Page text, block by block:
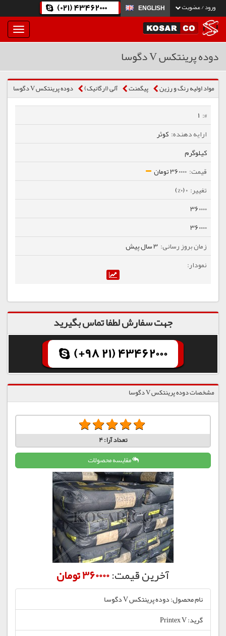
ورود / عضویت ENGLISH
(021) 43462000
بار
و
دوده پرینتکس V دگوسا
مواد اولیه رنگ و رزین پیگمنت آلی (ارگانیک) دوده پرینتکس V دگوسا
1
کوثر
کیلوگرم
360000 تومان
0 (0%)
360000
360000
3 سال پیش
جهت سفارش لطفا تماس بگیرید
(+98 21) 43462000
مشخصات دوده پرینتکس V دگوسا
تعداد آرا:4
مقایسه محصولات
آخرین قیمت:360000 تومان
نام محصول: دوده پرینتکس V دگوسا
گرید: Printex V